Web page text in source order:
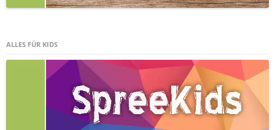
ALLES FÜR KIDS